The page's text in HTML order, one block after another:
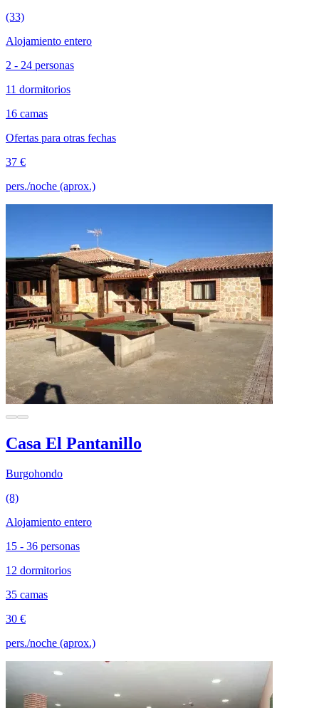
(33)
Alojamiento entero
2 - 24 personas
11 dormitorios
16 camas
Ofertas para otras fechas
37 €
pers./noche (aprox.)
Casa El Pantanillo
Burgohondo
(8)
Alojamiento entero
15 - 36 personas
12 dormitorios
35 camas
30 €
pers./noche (aprox.)